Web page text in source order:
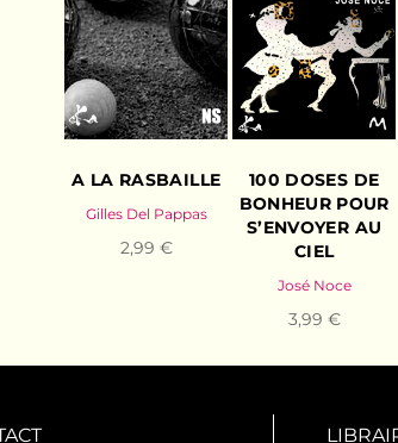
A LA RASBAILLE
Gilles Del Pappas
2,99 €
100 DOSES DE
BONHEUR POUR
S’ENVOYER AU
CIEL
José Noce
3,99 €